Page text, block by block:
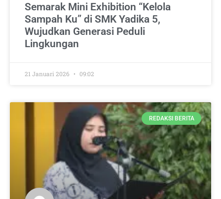
Semarak Mini Exhibition “Kelola
Sampah Ku” di SMK Yadika 5,
Wujudkan Generasi Peduli
Lingkungan
21 Januari 2026 09:02
REDAKSI BERITA